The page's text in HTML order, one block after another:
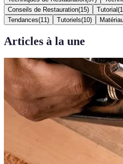
Conseils de Restauration(15) Tutorial (
Tendances(11 ) Tutoriels(10)
Articles à la une